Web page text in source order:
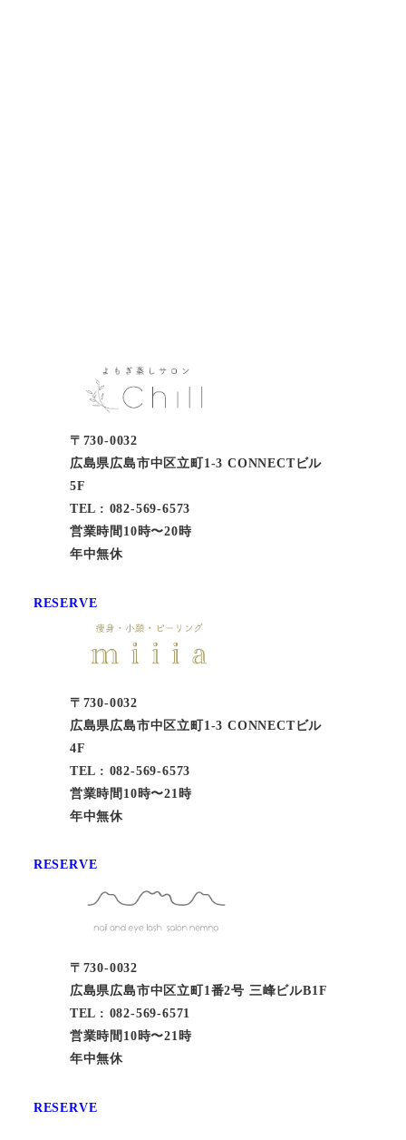
〒730-0032
広島県広島市中区立町1-3 CONNECTビル
5F
TEL : 082-569-6573
営業時間10時〜20時
年中無休
RESERVE
〒730-0032
広島県広島市中区立町1-3 CONNECTビル
4F
TEL : 082-569-6573
営業時間10時〜21時
年中無休
RESERVE
〒730-0032
広島県広島市中区立町1番2号 三峰ビルB1F
TEL : 082-569-6571
営業時間10時〜21時
年中無休
RESERVE